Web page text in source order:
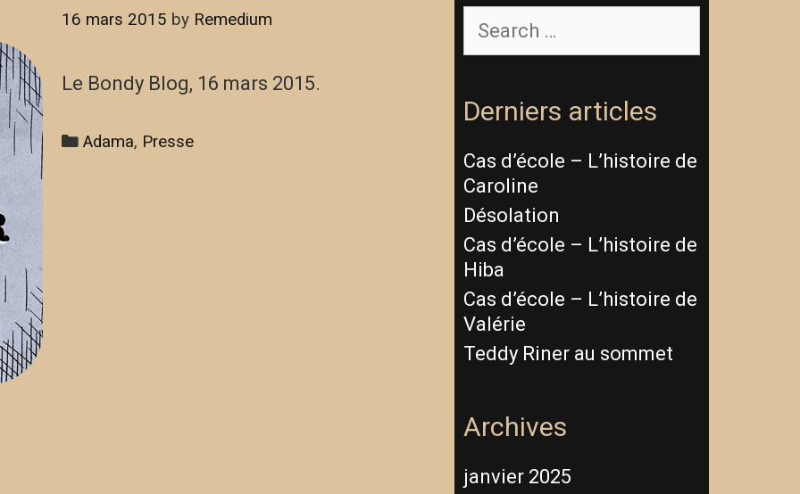
16 mars 2015 by Remedium
Le Bondy Blog, 16 mars 2015.
Categories
Adama, Presse
Search
for:
Derniers articles
Cas d’école – L’histoire de
Caroline
Désolation
Cas d’école – L’histoire de
Hiba
Cas d’école – L’histoire de
Valérie
Teddy Riner au sommet
Archives
janvier 2025